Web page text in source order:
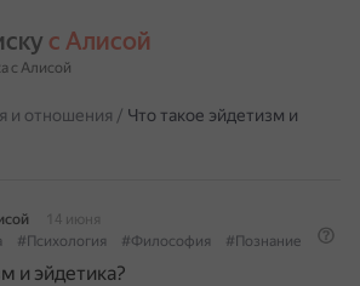
с Алисой
с Алисой
и отношения / Что такое эйдетизм и
14 июня
#Психология #Философия #Познание
и эйдетика?